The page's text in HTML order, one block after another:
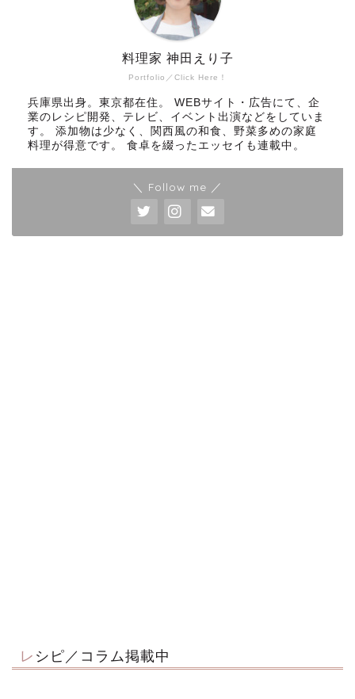
Portfolio／Click Here！
料理家 神田えり子
兵庫県出身。東京都在住。 WEBサイト・広告にて、企
業のレシピ開発、テレビ、イベント出演などをしていま
す。 添加物は少なく、関西風の和食、野菜多めの家庭
料理が得意です。 食卓を綴ったエッセイも連載中。
＼ Follow me ／
レシピ／コラム掲載中